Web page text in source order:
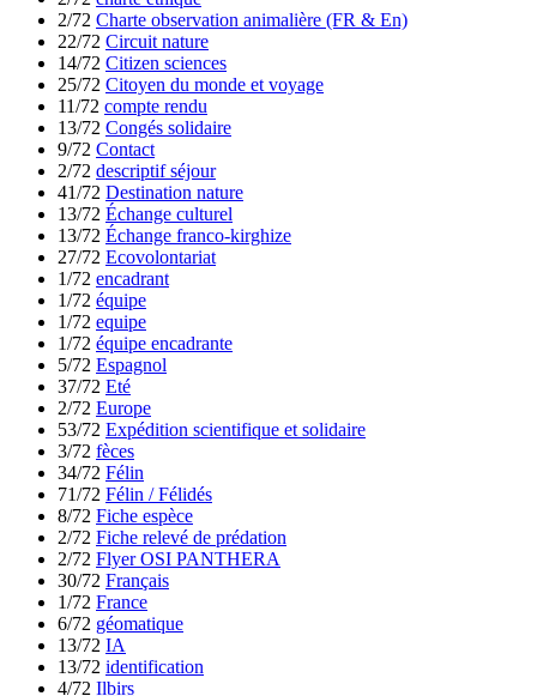
2/72 Charte observation animalière (FR & En)
22/72 Circuit nature
14/72 Citizen sciences
25/72 Citoyen du monde et voyage
11/72 compte rendu
13/72 Congés solidaire
9/72 Contact
2/72 descriptif séjour
41/72 Destination nature
13/72 Échange culturel
13/72 Échange franco-kirghize
27/72 Ecovolontariat
1/72 encadrant
1/72 équipe
1/72 equipe
1/72 équipe encadrante
5/72 Espagnol
37/72 Eté
2/72 Europe
53/72 Expédition scientifique et solidaire
3/72 fèces
34/72 Félin
71/72 Félin / Félidés
8/72 Fiche espèce
2/72 Fiche relevé de prédation
2/72 Flyer OSI PANTHERA
30/72 Français
1/72 France
6/72 géomatique
13/72 IA
13/72 identification
4/72 Ilbirs